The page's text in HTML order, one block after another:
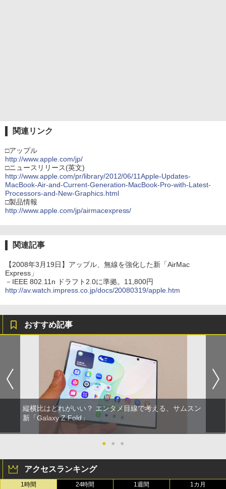
関連リンク
□アップル
http://www.apple.com/jp/
□ニュースリリース(英文)
http://www.apple.com/pr/library/2012/06/11Apple-Updates-
MacBook-Air-and-Current-Generation-MacBook-Pro-with-Latest-
Processors-and-New-Graphics.html
□製品情報
http://www.apple.com/jp/airmacexpress/
関連記事
【2008年3月19日】アップル、無線を強化した新「AirMac
Express」
－IEEE 802.11n ドラフト2.0に準拠。11,800円
http://av.watch.impress.co.jp/docs/20080319/apple.htm
おすすめ記事
縦横比はどれがいい？ エンタメ目線で考える、サムスン
新「Galaxy Z Fold」
● ● ●
アクセスランキング
1時間 24時間 1週間 1カ月